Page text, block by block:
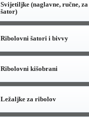
Svijetiljke (naglavne, ručne, za
šator)
Ribolovni šatori i bivvy
Ribolovni kišobrani
Ležaljke za ribolov